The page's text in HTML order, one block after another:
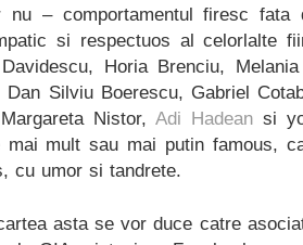
nu – comportamentul firesc fata
si respectuos al celorlalte
Horia Brenciu,
Dan Silviu Boerescu, Gabriel
Nistor, Adi Hadean si
mai mult sau mai putin famous,
cu umor si tandrete.
asta se vor duce catre